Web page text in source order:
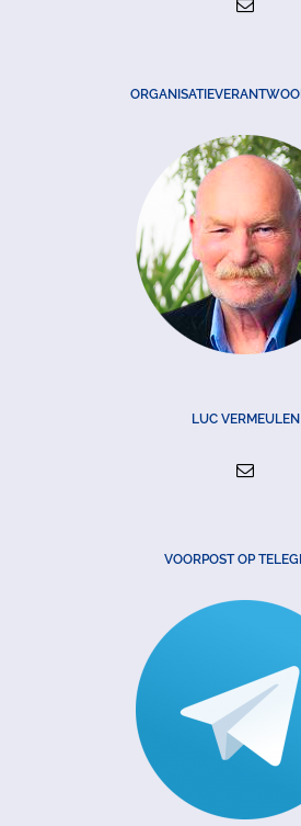
LUC VERMEULEN
VOORPOST OP